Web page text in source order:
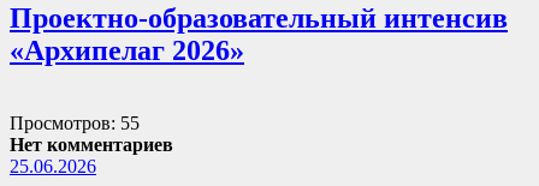
Проектно-образовательный интенсив
«Архипелаг 2026»
Просмотров: 55
Нет комментариев
25.06.2026